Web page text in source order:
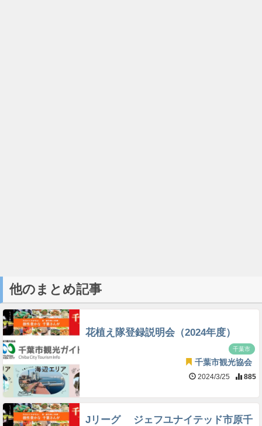
他のまとめ記事
花植え隊登録説明会（2024年度）
千葉市
千葉市観光協会
2024/3/25 885
Jリーグ ジェフユナイテッド市原千